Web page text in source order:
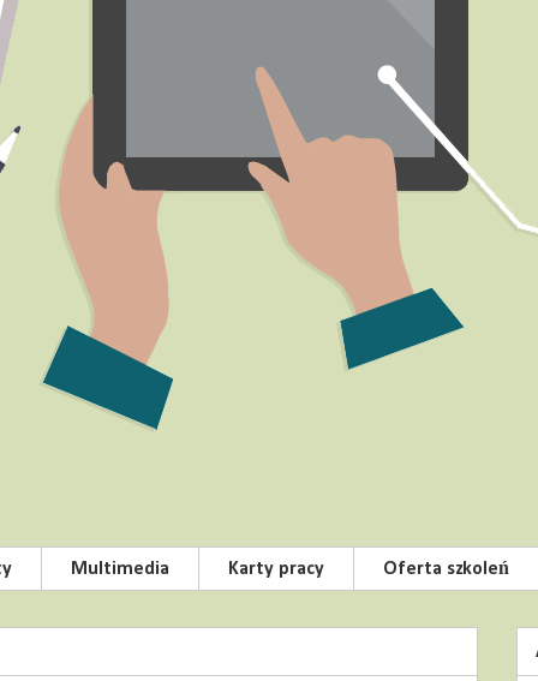
Multimedia Karty pracy Oferta szkoleń